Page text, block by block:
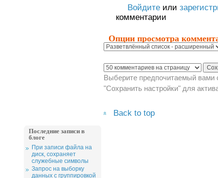
Войдитеили
комментарии
Опции просмотра
Выберите предпочитаемый вами
"Сохранить настройки" для
Back to top
Последние записи в
блоге
При записи файла на
диск, сохраняет
служебные символы
Запрос на выборку
данных с группировкой